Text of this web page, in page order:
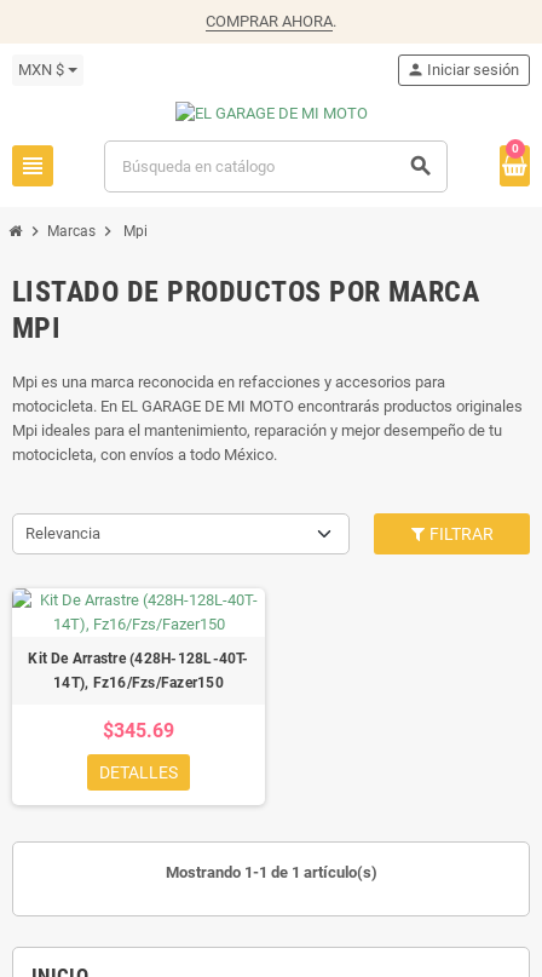
COMPRAR AHORA.
MXN $
view_headline search
person Iniciar sesión
0
chevron_right Marcas chevron_right Mpi
LISTADO DE PRODUCTOS POR MARCA
MPI
Mpi es una marca reconocida en refacciones y accesorios para
motocicleta. En EL GARAGE DE MI MOTO encontrarás productos originales
Mpi ideales para el mantenimiento, reparación y mejor desempeño de tu
motocicleta, con envíos a todo México.
Relevancia FILTRAR
Kit De Arrastre (428H-128L-40T-
14T), Fz16/Fzs/Fazer150
$345.69
DETALLES
Mostrando 1-1 de 1 artículo(s)